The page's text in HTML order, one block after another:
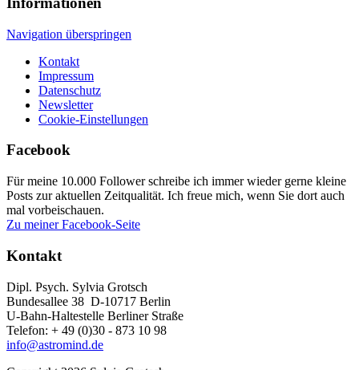
Navigation überspringen
Kontakt
Impressum
Datenschutz
Newsletter
Cookie-Einstellungen
Facebook
Für meine 10.000 Follower schreibe ich immer wieder gerne kleine
Posts zur aktuellen Zeitqualität. Ich freue mich, wenn Sie dort auch
mal vorbeischauen.
Zu meiner Facebook-Seite
Kontakt
Dipl. Psych. Sylvia Grotsch
Bundesallee 38 D-10717 Berlin
U-Bahn-Haltestelle Berliner Straße
Telefon: + 49 (0)30 - 873 10 98
info@astromind.de